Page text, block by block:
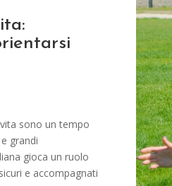
sono un tempo
grandi
gioca un ruolo
e accompagnati